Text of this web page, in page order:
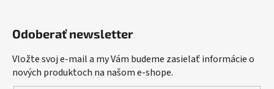
Odoberať newsletter
Vložte svoj e-mail a my Vám budeme zasielať informácie o
nových produktoch na našom e-shope.